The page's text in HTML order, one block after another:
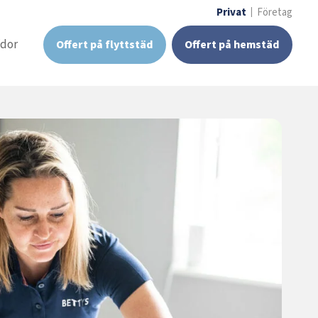
Privat Företag
Offert på flyttstäd Offert på hemstäd